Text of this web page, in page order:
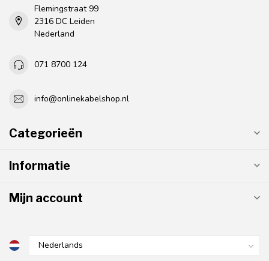
Flemingstraat 99
2316 DC Leiden
Nederland
071 8700 124
info@onlinekabelshop.nl
Categorieën
Informatie
Mijn account